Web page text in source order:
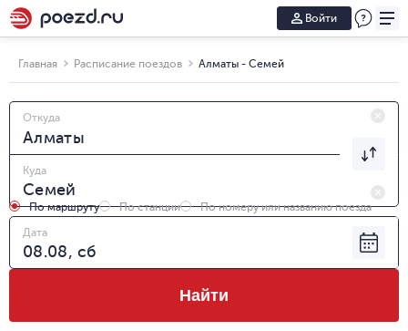
Войти
Главная Расписание поездов Алматы - Семей
Откуда
Куда
По маршруту По станции
По номеру или названию поезда
Дата
Найти